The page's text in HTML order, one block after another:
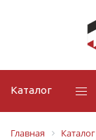
Каталог
Главная
Каталог